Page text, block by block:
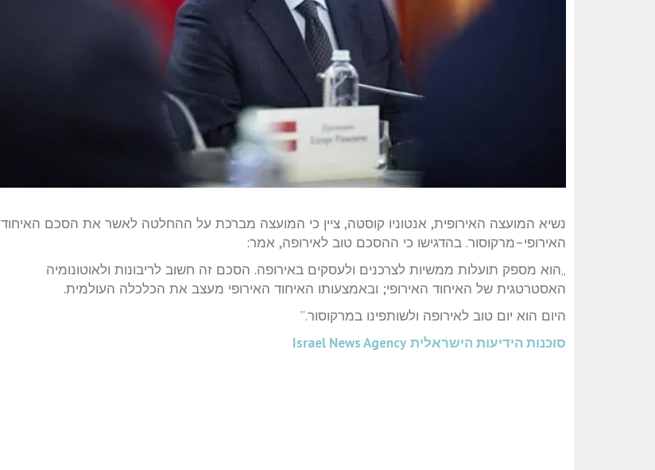
נשיא המועצה האירופית, אנטוניו קוסטה, ציין כי המועצה מברכת על ההחלטה לאשר את הסכם האיחוד
האירופי–מרקוסור. בהדגישו כי ההסכם טוב לאירופה, אמר:
„הוא מספק תועלות ממשיות לצרכנים ולעסקים באירופה. הסכם זה חשוב לריבונות ולאוטונומיה
האסטרטגית של האיחוד האירופי; ובאמצעותו האיחוד האירופי מעצב את הכלכלה העולמית.
היום הוא יום טוב לאירופה ולשותפינו במרקוסור.”
סוכנות הידיעות הישראלית Israel News Agency